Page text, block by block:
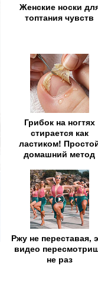
Женские носки
топтания чувств
Грибок на ногтях
стирается как
ластиком!
домашний метод
Ржу не переставая,
видео
не раз